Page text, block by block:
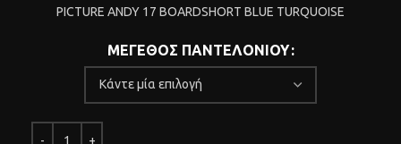
PICTURE ANDY 17 BOARDSHORT BLUE TURQUOISE
ΜΕΓΕΘΟΣ ΠΑΝΤΕΛΟΝΙΟΥ